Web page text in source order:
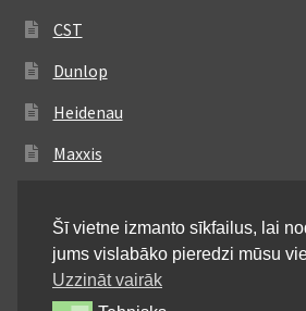
CST
Dunlop
Heidenau
Maxxis
Michelin
Mitas
Šī vietne izmanto sīkfailus, lai
jums vislabāko pieredzi mūsu
Uzzināt vairāk